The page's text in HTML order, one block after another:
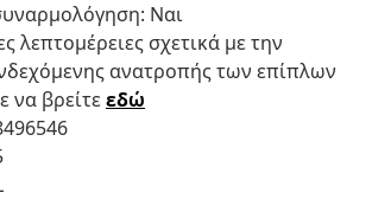
Ναι
λεπτομέρειες σχετικά με την
ανατροπής των επίπλων
να βρείτεεδώ